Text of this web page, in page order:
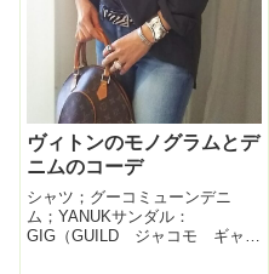
ヴィトンのモノグラムとデ
ニムのコーデ
シャツ；グーコミューンデニ
ム；YANUKサンダル：
GIG（GUILD ジャコモ ギャラ